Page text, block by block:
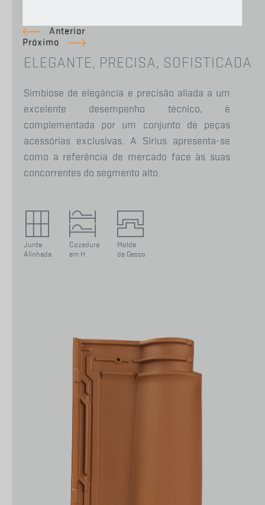
ELEGANTE, PRECISA, SOFISTICADA
Simbiose de elegância e precisão aliada a um
excelente desempenho técnico, é
complementada por um conjunto de peças
acessórias exclusivas. A Sirius apresenta-se
como a referência de mercado face às suas
concorrentes do segmento alto.
Junta
Alinhada
Cozedura
em H
Molde
de Gesso
Anterior
Próximo